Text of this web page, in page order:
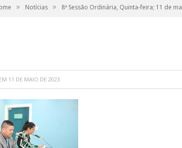
» Notícias » 8ª Sessão Ordinária, Quinta-feira; 11 de
EM 11 DE MAIO DE 2023